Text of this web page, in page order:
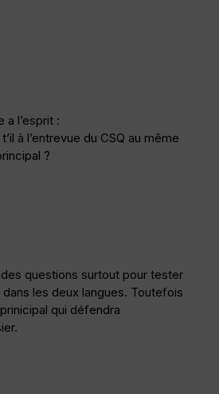
a l’esprit :
à l’entrevue du CSQ au même
?
questions surtout pour tester
les deux langues. Toutefois
qui défendra